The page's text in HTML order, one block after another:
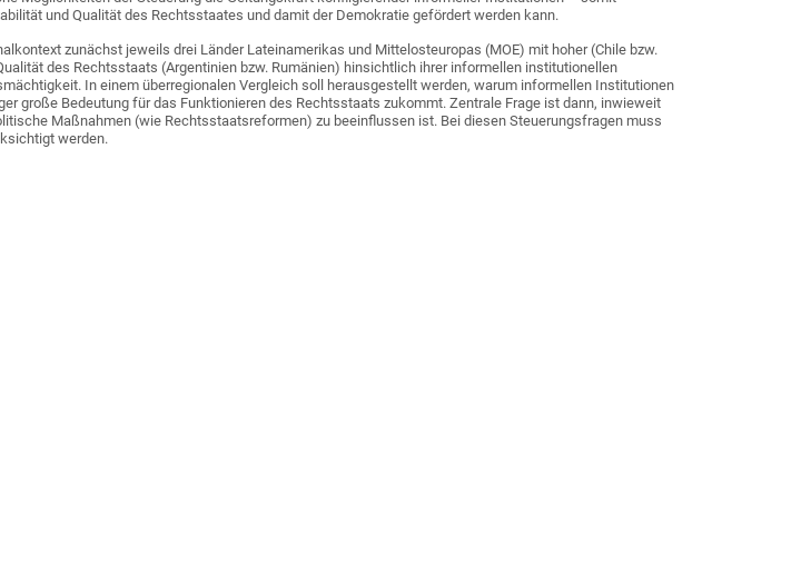
und Qualität des Rechtsstaates und damit der Demokratie gefördert werden kann.
zunächst jeweils drei Länder Lateinamerikas und Mittelosteuropas (MOE) mit hoher (Chile bzw.
des Rechtsstaats (Argentinien bzw. Rumänien) hinsichtlich ihrer informellen institutionellen
In einem überregionalen Vergleich soll herausgestellt werden, warum informellen Institutionen
große Bedeutung für das Funktionieren des Rechtsstaats zukommt. Zentrale Frage ist dann, inwieweit
Maßnahmen (wie Rechtsstaatsreformen) zu beeinflussen ist. Bei diesen Steuerungsfragen muss
werden.